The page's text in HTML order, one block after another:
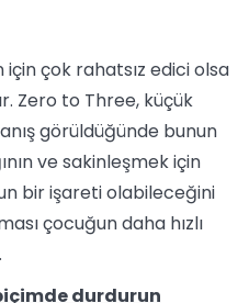
için çok rahatsız edici olsa
Zero to Three, küçük
görüldüğünde bunun
ve sakinleşmek için
bir işareti olabileceğini
çocuğun daha hızlı
durdurun